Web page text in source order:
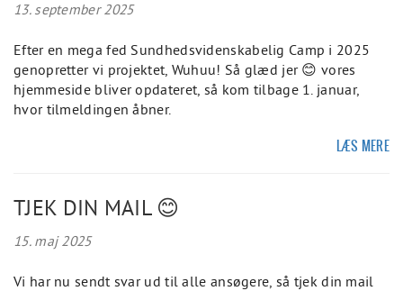
13. september 2025
Efter en mega fed Sundhedsvidenskabelig Camp i 2025
genopretter vi projektet, Wuhuu! Så glæd jer 😊 vores
hjemmeside bliver opdateret, så kom tilbage 1. januar,
hvor tilmeldingen åbner.
LÆS MERE
TJEK DIN MAIL 😊
15. maj 2025
Vi har nu sendt svar ud til alle ansøgere, så tjek din mail